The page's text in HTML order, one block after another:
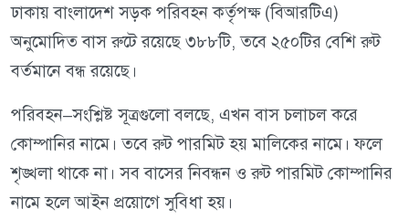
ঢাকায় বাংলাদেশ সড়ক পরিবহন কর্তৃপক্ষ (বিআরটিএ)
অনুমোদিত বাস রুটে রয়েছে ৩৮৮টি, তবে ২৫০টির বেশি রুট
বর্তমানে বন্ধ রয়েছে।
পরিবহন–সংশ্লিষ্ট সূত্রগুলো বলছে, এখন বাস চলাচল করে
কোম্পানির নামে। তবে রুট পারমিট হয় মালিকের নামে। ফলে
শৃঙ্খলা থাকে না। সব বাসের নিবন্ধন ও রুট পারমিট কোম্পানির
নামে হলে আইন প্রয়োগে সুবিধা হয়।